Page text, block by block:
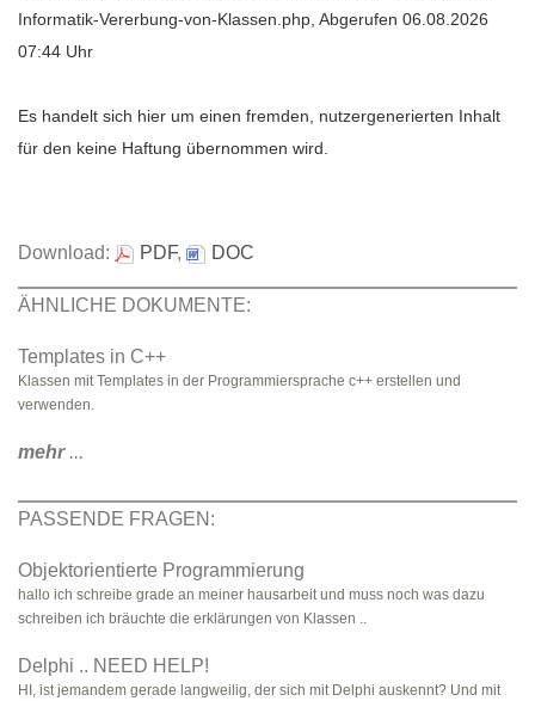
Informatik-Vererbung-von-Klassen.php, Abgerufen 06.08.2026
07:44 Uhr
Es handelt sich hier um einen fremden, nutzergenerierten Inhalt
für den keine Haftung übernommen wird.
Download: PDF, DOC
ÄHNLICHE DOKUMENTE:
Templates in C++
Klassen mit Templates in der Programmiersprache c++ erstellen und
verwenden.
mehr...
PASSENDE FRAGEN:
Objektorientierte Programmierung
hallo ich schreibe grade an meiner hausarbeit und muss noch was dazu
schreiben ich bräuchte die erklärungen von Klassen ..
Delphi .. NEED HELP!
HI, ist jemandem gerade langweilig, der sich mit Delphi auskennt? Und mit